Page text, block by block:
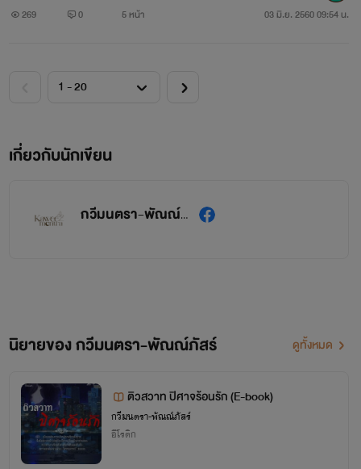
269 0 5 หน้า 03 มิ.ย. 2560 09:54 น.
เกี่ยวกับนักเขียน
กวีมนตรา-พัณณ์ภัสร์
นิยายของ กวีมนตรา-พัณณ์ภัสร์ ดูทั้งหมด
ติวสวาท ปิศาจร้อนรัก (E-book)
กวีมนตรา-พัณณ์ภัสร์
อีโรติก